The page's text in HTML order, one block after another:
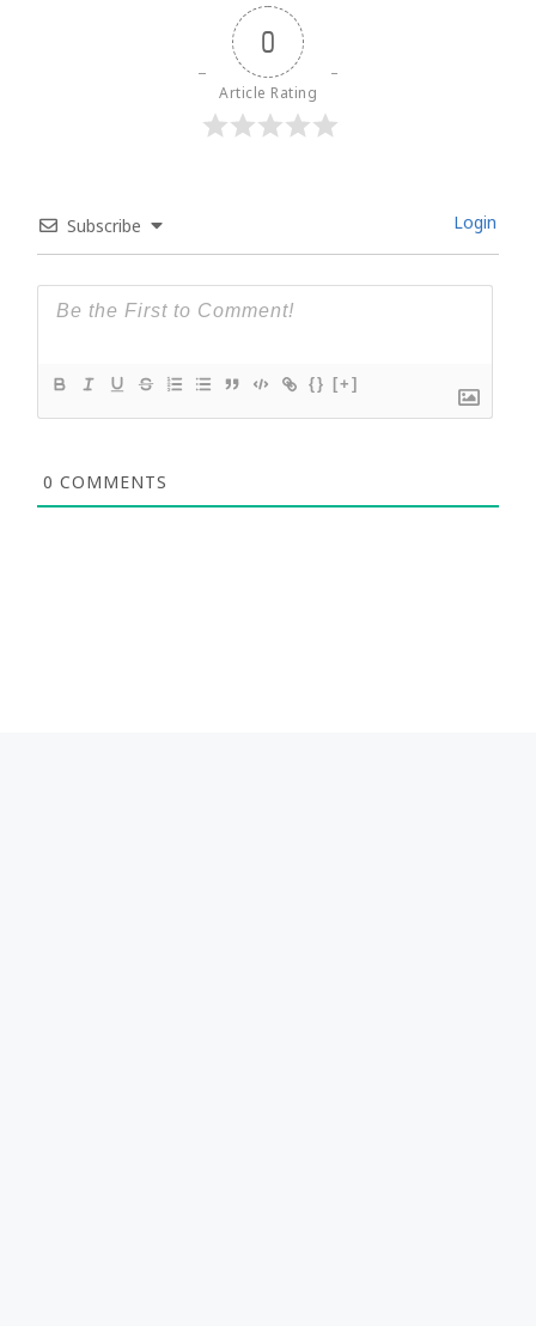
0
Article Rating
Subscribe Login
{} [+]
0 COMMENTS